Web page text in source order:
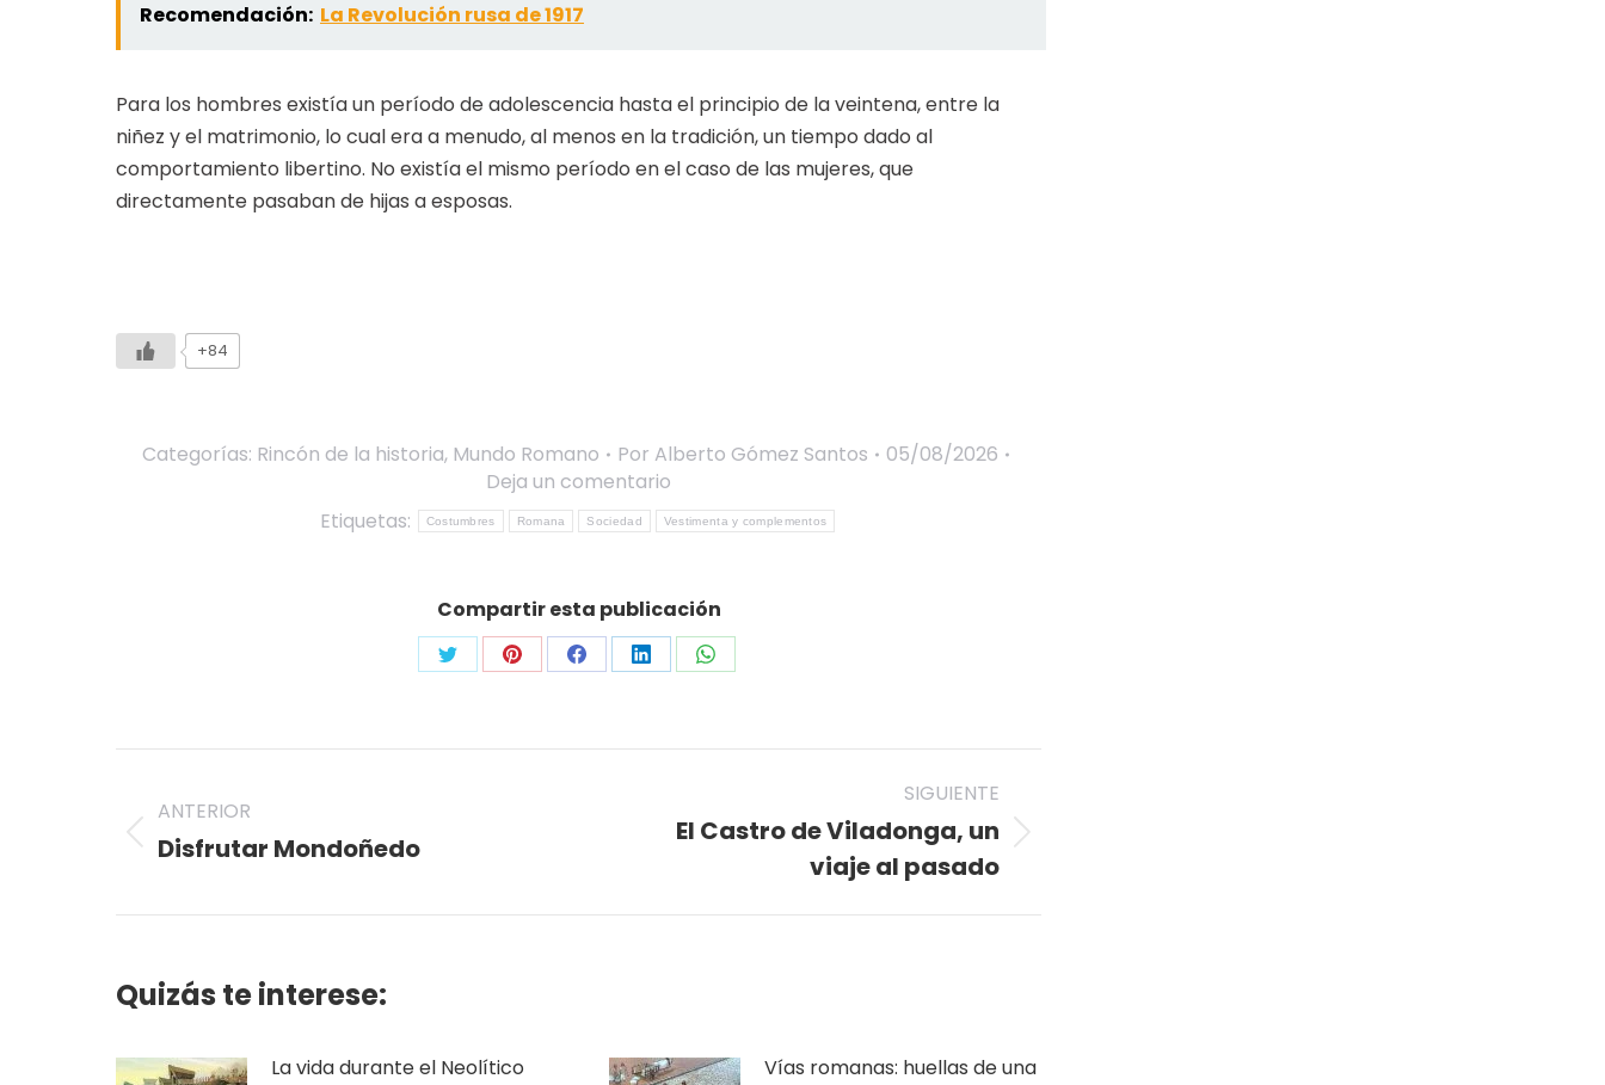
Recomendación: La Revolución rusa de 1917
Para los hombres existía un período de adolescencia hasta el principio de la veintena, entre la
niñez y el matrimonio, lo cual era a menudo, al menos en la tradición, un tiempo dado al
comportamiento libertino. No existía el mismo período en el caso de las mujeres, que
directamente pasaban de hijas a esposas.
+84
Categorías: Rincón de la historia, Mundo Romano Por Alberto Gómez Santos
05/08/2026
Deja un comentario
Etiquetas:
Costumbres Romana Sociedad Vestimenta y complementos
Compartir esta publicación
Share
Twitter
Share
Pinterest
Share
Facebook
Share
LinkedIn
Share
WhatsApp
entre
ANTERIOR
Publicación
Disfrutar Mondoñedo
SIGUIENTE
PublicaciónEl Castro de Viladonga, un
viaje al pasado
Quizás te interese:
La vida durante el Neolítico
Vías romanas: huellas de una